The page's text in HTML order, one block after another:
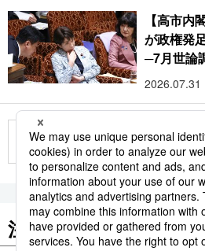
【高市内
が政権発
─7月世論
2026.07.31
もっと見る
注目のキーワード